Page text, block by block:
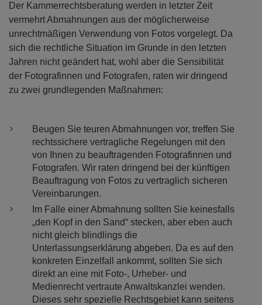
Der Kammerrechtsberatung werden in letzter Zeit
vermehrt Abmahnungen aus der möglicherweise
unrechtmäßigen Verwendung von Fotos vorgelegt. Da
sich die rechtliche Situation im Grunde in den letzten
Jahren nicht geändert hat, wohl aber die Sensibilität
der Fotografinnen und Fotografen, raten wir dringend
zu zwei grundlegenden Maßnahmen:
Beugen Sie teuren Abmahnungen vor, treffen Sie
rechtssichere vertragliche Regelungen mit den
von Ihnen zu beauftragenden Fotografinnen und
Fotografen. Wir raten dringend bei der künftigen
Beauftragung von Fotos zu vertraglich sicheren
Vereinbarungen.
Im Falle einer Abmahnung sollten Sie keinesfalls
„den Kopf in den Sand“ stecken, aber eben auch
nicht gleich blindlings die
Unterlassungserklärung abgeben. Da es auf den
konkreten Einzelfall ankommt, sollten Sie sich
direkt an eine mit Foto-, Urheber- und
Medienrecht vertraute Anwaltskanzlei wenden.
Dieses sehr spezielle Rechtsgebiet kann seitens